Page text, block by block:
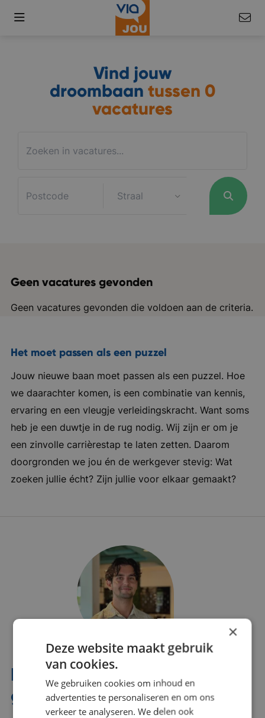
Vind jouw
droombaan tussen 0
vacatures
Geen vacatures gevonden
Geen vacatures gevonden die voldoen aan de criteria.
Het moet passen als een puzzel
Jouw nieuwe baan moet passen als een puzzel. Hoe
we daarachter komen, is een combinatie van kennis,
ervaring en een vleugje verleidingskracht. Want soms
heb je een duwtje in de rug nodig. Wij zijn er om je
een zinvolle carrièrestap te laten zetten. Daarom
doorgronden we jou én de werkgever stevig: Wat
zoeken jullie écht? Zijn jullie voor elkaar gemaakt?
Interesse? Benno helpt je
graag verder!
×
Deze website maakt gebruik
van cookies.
We gebruiken cookies om inhoud en
advertenties te personaliseren en om ons
verkeer te analyseren. We delen ook